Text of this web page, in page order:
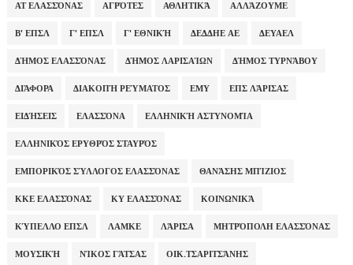
ΑΤ ΕΛΑΣΣΌΝΑΣ ΑΓΡΌΤΕΣ ΑΘΛΗΤΙΚΆ ΑΛΛΆΖΟΥΜΕ
Β' ΕΠΣΛ Γ' ΕΠΣΛ Γ' ΕΘΝΙΚΉ ΔΕΔΔΗΕ ΑΕ ΔΕΥΑΕΛ
ΔΉΜΟΣ ΕΛΑΣΣΌΝΑΣ ΔΉΜΟΣ ΛΑΡΙΣΑΊΩΝ ΔΉΜΟΣ ΤΥΡΝΆΒΟΥ
ΔΙΆΦΟΡΑ ΔΙΑΚΟΠΉ ΡΕΎΜΑΤΟΣ ΕΜΥ ΕΠΣ ΛΆΡΙΣΑΣ
ΕΙΔΉΣΕΙΣ ΕΛΑΣΣΌΝΑ ΕΛΛΗΝΙΚΉ ΑΣΤΥΝΟΜΊΑ
ΕΛΛΗΝΙΚΌΣ ΕΡΥΘΡΌΣ ΣΤΑΥΡΌΣ
ΕΜΠΟΡΙΚΌΣ ΣΎΛΛΟΓΟΣ ΕΛΑΣΣΌΝΑΣ ΘΑΝΆΣΗΣ ΜΠΊΖΙΟΣ
ΚΚΕ ΕΛΑΣΣΌΝΑΣ ΚΥ ΕΛΑΣΣΌΝΑΣ ΚΟΙΝΩΝΙΚΆ
ΚΎΠΕΛΛΟ ΕΠΣΛ ΛΑΜΚΕ ΛΆΡΙΣΑ ΜΗΤΡΌΠΟΛΗ ΕΛΑΣΣΌΝΑΣ
ΜΟΥΣΙΚΉ ΝΊΚΟΣ ΓΆΤΣΑΣ ΟΙΚ.ΤΣΑΡΙΤΣΆΝΗΣ